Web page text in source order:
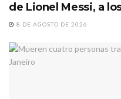
de Lionel Messi, a
8 DE AGOSTO DE 2026